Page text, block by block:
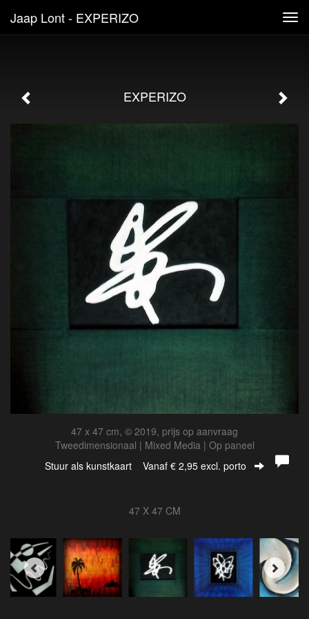
Jaap Lont - EXPERIZO
EXPERIZO
47 x 47 cm, © 2019, prijs op aanvraag
Tweedimensionaal | Mixed Media | Op paneel
Stuur als kunstkaart Vanaf € 2,95 excl. porto
47 X 47 CM